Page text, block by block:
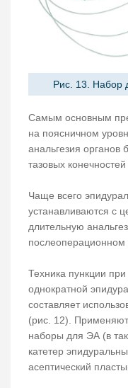
Рис. 13. Набор
Самым основным
на поясничном
анальгезия органов
тазовых
Чаще всего
устанавливаются с
длительную
послеоперационном
Техника пункции при
однократной
составляет
(рис. 12).
наборы для ЭА (в
катетер
асептический